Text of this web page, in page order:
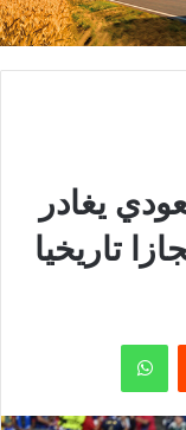
يغادر
تاريخيا
واتساب